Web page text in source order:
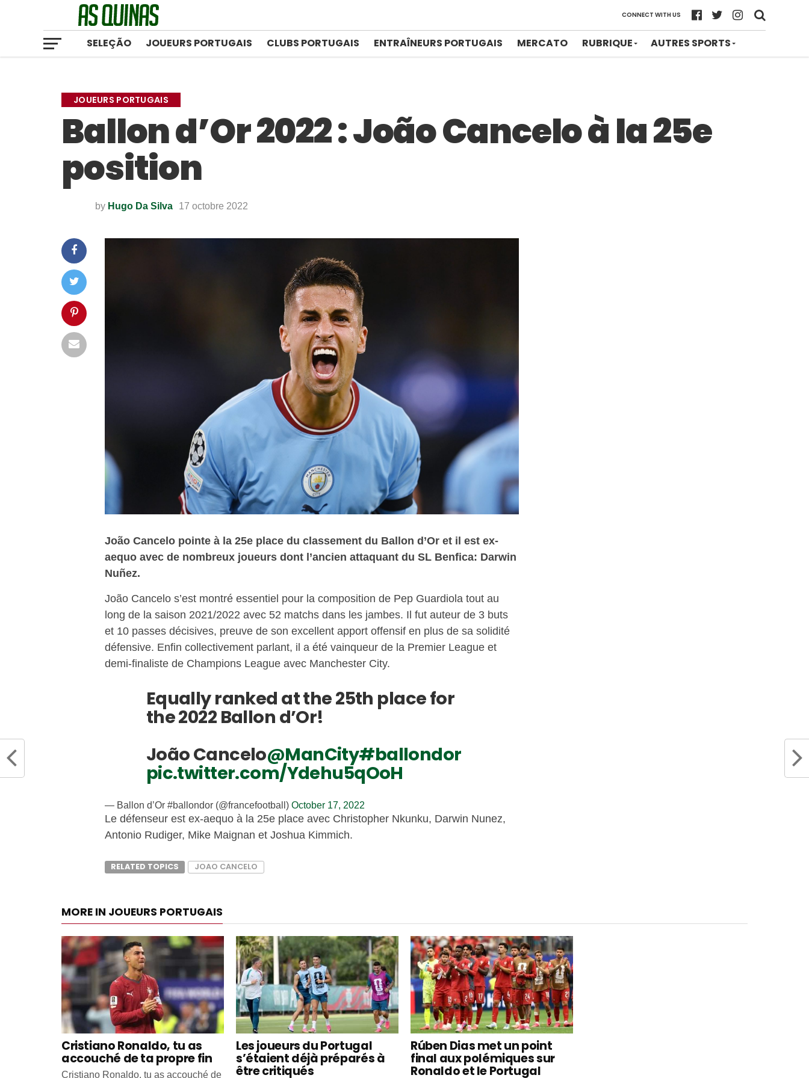
CONNECT WITH US
SELEÇÃO JOUEURS PORTUGAIS CLUBS PORTUGAIS ENTRAÎNEURS PORTUGAIS MERCATO RUBRIQUE AUTRES SPORTS
JOUEURS PORTUGAIS
Ballon d’Or 2022 : João Cancelo à la 25e
position
by Hugo Da Silva 17 octobre 2022
João Cancelo pointe à la 25e place du classement du Ballon d’Or et il est ex-
aequo avec de nombreux joueurs dont l’ancien attaquant du SL Benfica: Darwin
Nuñez.
João Cancelo s’est montré essentiel pour la composition de Pep Guardiola tout au
long de la saison 2021/2022 avec 52 matchs dans les jambes. Il fut auteur de 3 buts
et 10 passes décisives, preuve de son excellent apport offensif en plus de sa solidité
défensive. Enfin collectivement parlant, il a été vainqueur de la Premier League et
demi-finaliste de Champions League avec Manchester City.
Equally ranked at the 25th place for
the 2022 Ballon d’Or!
João Cancelo@ManCity#ballondor
pic.twitter.com/Ydehu5qOoH
— Ballon d’Or #ballondor (@francefootball) October 17, 2022
Le défenseur est ex-aequo à la 25e place avec Christopher Nkunku, Darwin Nunez,
Antonio Rudiger, Mike Maignan et Joshua Kimmich.
RELATED TOPICS JOAO CANCELO
MORE IN JOUEURS PORTUGAIS
Cristiano Ronaldo, tu as
accouché de ta propre fin
Cristiano Ronaldo, tu as accouché de
Les joueurs du Portugal
s’étaient déjà préparés à
être critiqués
Rúben Dias met un point
final aux polémiques sur
Ronaldo et le Portugal